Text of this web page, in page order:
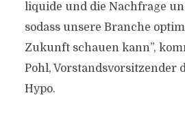
liquide und die Nachfrage
sodass unsere Branche
Zukunft schauen kann”,
Pohl, Vorstandsvorsitzender
Hypo.